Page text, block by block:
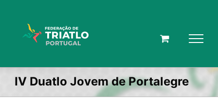
IV Duatlo Jovem de Portalegre